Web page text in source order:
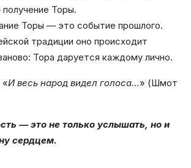
Торы.
Торы — это событие прошлого.
традиции оно происходит
Тора даруется каждому лично.
«И весь народ видел голоса…» (Шмот
— это не только услышать, но и
сердцем.